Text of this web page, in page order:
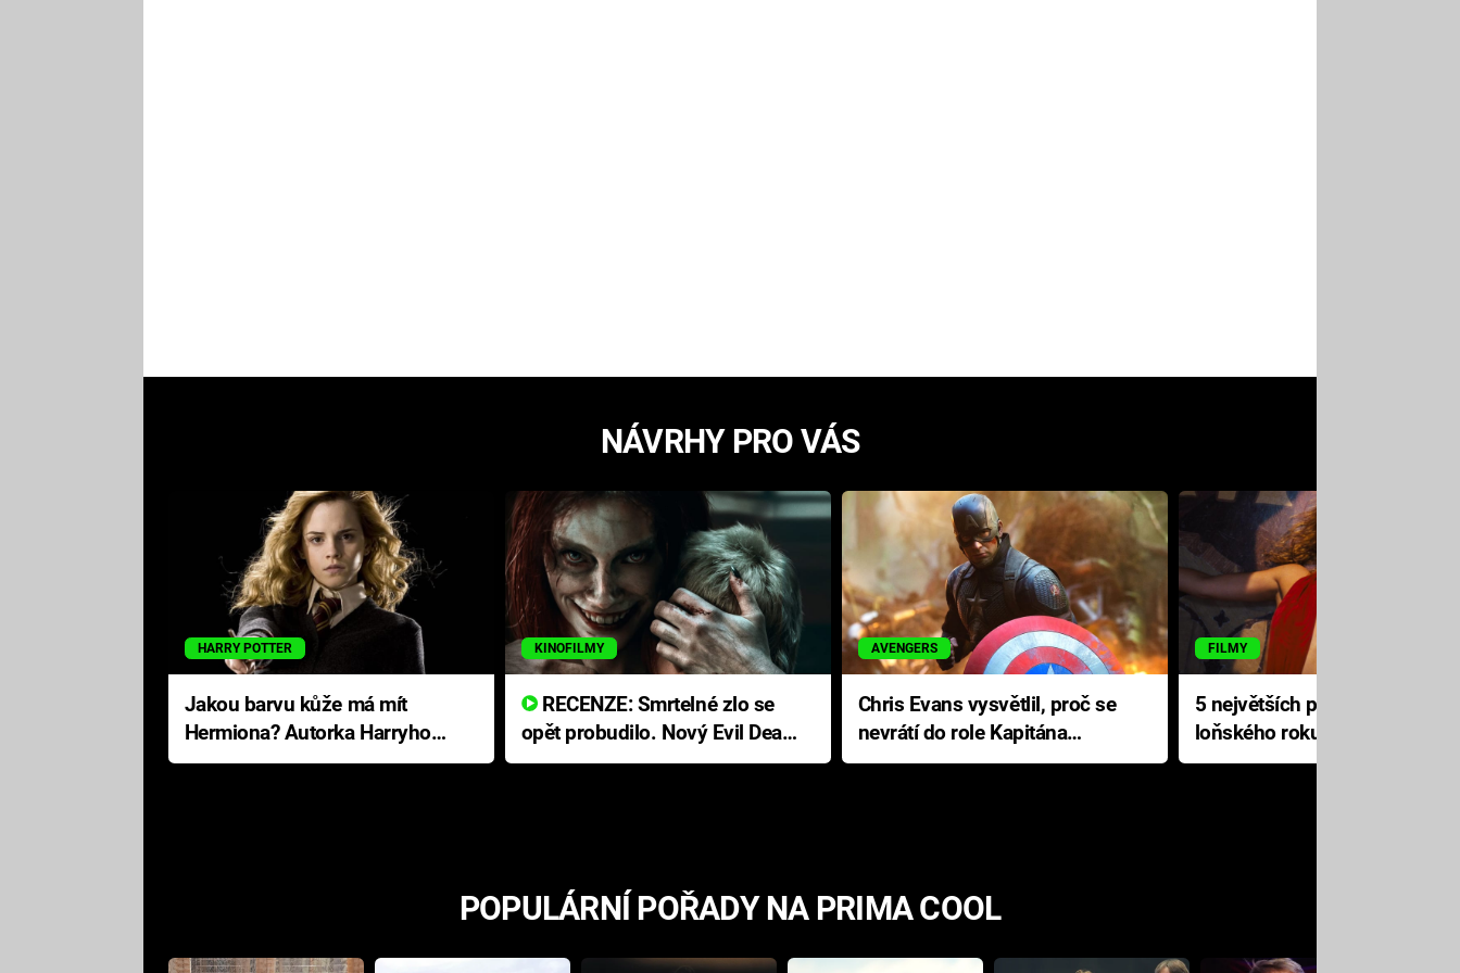
NÁVRHY PRO VÁS
HARRY POTTER
Jakou barvu kůže má mít
Hermiona? Autorka Harryho
Pottera přišla s ráznou
KINOFILMY
RECENZE: Smrtelné zlo se
opět probudilo. Nový Evil Dead
přichází s neodolatelnou
AVENGERS
Chris Evans vysvětlil, proč se
nevrátí do role Kapitána
Ameriky
FILMY
5 největších propadáků
loňského roku: Disney na
jediné katastrofě prodělal 200
POPULÁRNÍ POŘADY NA PRIMA COOL